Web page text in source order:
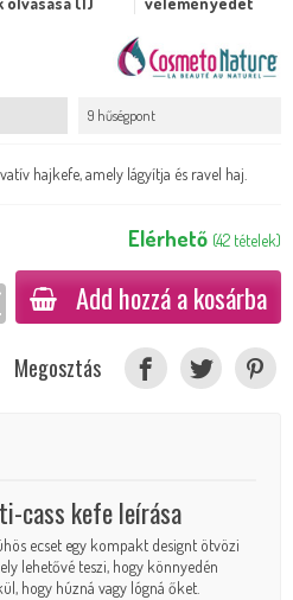
9 hűségpont
hajkefe, amely lágyítja és ravel haj.
Elérhető (42 tételek)
Add hozzá a kosárba
Megosztás
cass kefe leírása
ecset egy kompakt designt ötvözi
lehetővé teszi, hogy könnyedén
hogy húzná vagy lógná őket.